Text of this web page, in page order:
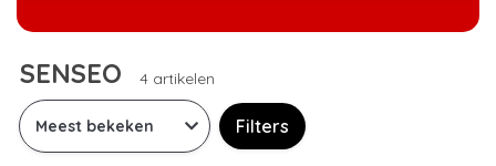
SENSEO 4 artikelen
Filters